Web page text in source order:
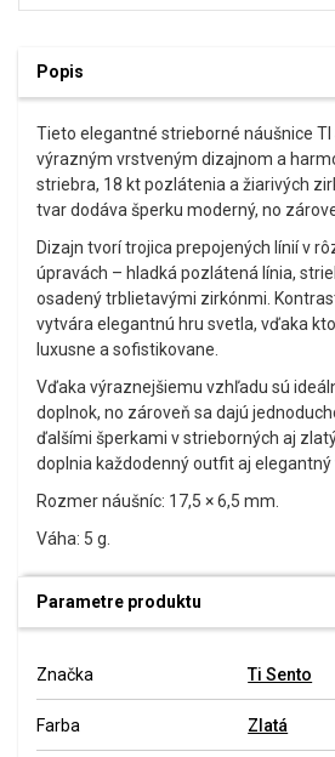
Popis
Tieto elegantné strieborné náušnice TI
výrazným vrstveným dizajnom a
striebra, 18 kt pozlátenia a žiarivých
tvar dodáva šperku moderný, no
Dizajn tvorí trojica prepojených línií v
úpravách – hladká pozlátená línia,
osadený trblietavými zirkónmi.
vytvára elegantnú hru svetla, vďaka
luxusne a sofistikovane.
Vďaka výraznejšiemu vzhľadu sú
doplnok, no zároveň sa dajú
ďalšími šperkami v strieborných aj
doplnia každodenný outfit aj elegantný
Rozmer náušníc: 17,5 × 6,5 mm.
Váha: 5 g.
Parametre produktu
Značka Ti Sento
Farba Zlatá